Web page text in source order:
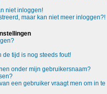
niet inloggen!
maar kan niet meer inloggen?!
de tijd is nog steeds fout!
onder mijn gebruikersnaam?
een gebruiker vraagt men om in